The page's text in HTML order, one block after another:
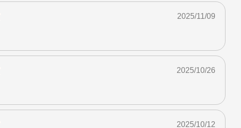
2025/11/09
2025/10/26
2025/10/12